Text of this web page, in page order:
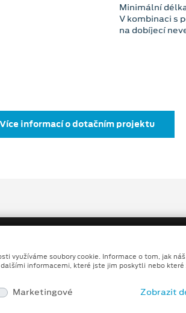
Minimální
V kombinaci s
na dobíjecí
Více informací o dotačním projektu
osobních údajů Prohlášení o
využíváme soubory cookie. Informace o tom, jak
informacemi, které jste jim poskytli nebo
Marketingové Zobrazit